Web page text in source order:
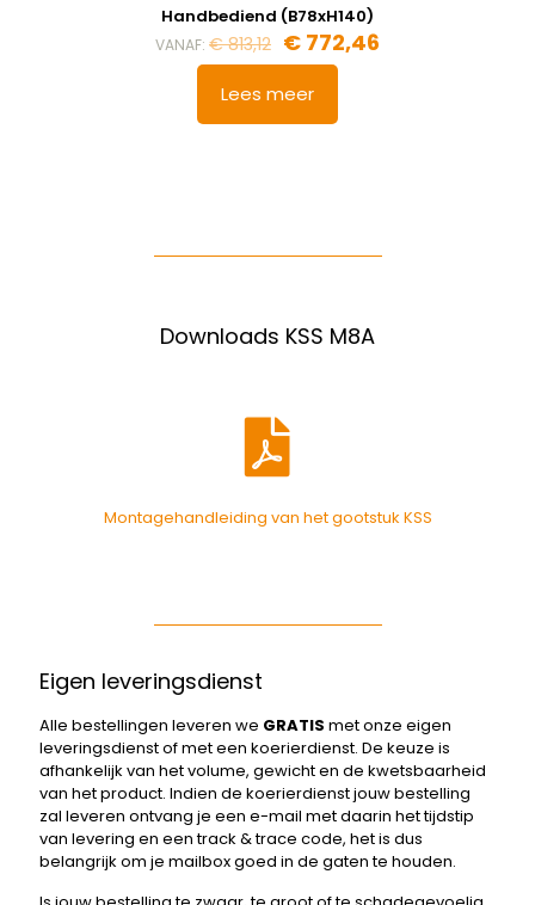
Handbediend (B78xH140)
VANAF: €813,12 € 772,46
Lees meer
Downloads KSS M8A
Montagehandleiding van het gootstuk KSS
Eigen leveringsdienst
Alle bestellingen leveren we GRATIS met onze eigen
leveringsdienst of met een koerierdienst. De keuze is
afhankelijk van het volume, gewicht en de kwetsbaarheid
van het product. Indien de koerierdienst jouw bestelling
zal leveren ontvang je een e-mail met daarin het tijdstip
van levering en een track & trace code, het is dus
belangrijk om je mailbox goed in de gaten te houden.